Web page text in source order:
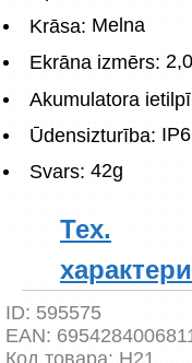
Krāsa: Melna
Ekrāna izmērs:
Akumulatora
Ūdensizturība:
Svars: 42g
Тех.
ID: 595575
EAN:
Код товара: H21